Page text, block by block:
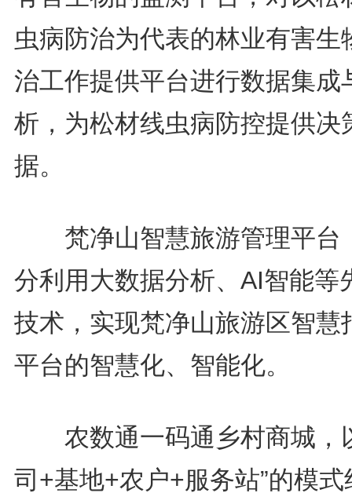
虫病防治为代表的林业有害生
治工作提供平台进行数据集成
析，为松材线虫病防控提供决
据。
梵净山智慧旅游管理平台
分利用大数据分析、AI智能等
技术，实现梵净山旅游区智慧
平台的智慧化、智能化。
农数通一码通乡村商城，
司+基地+农户+服务站”的模式